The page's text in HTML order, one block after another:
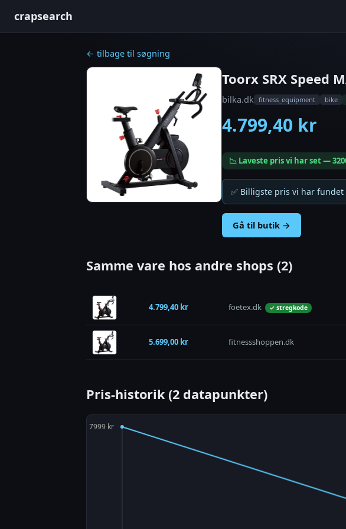
crapsearch
← tilbage til søgning
Toorx SRX Speed
bilka.dk fitness_equipment bike
4.799,40 kr
📉 Laveste pris vi har set —
✅ Billigste pris vi har fundet
Gå til butik →
Samme vare hos andre shops (2)
4.799,40 kr foetex.dk ✓ stregkode
5.699,00 kr fitnessshoppen.dk
Pris-historik (2 datapunkter)